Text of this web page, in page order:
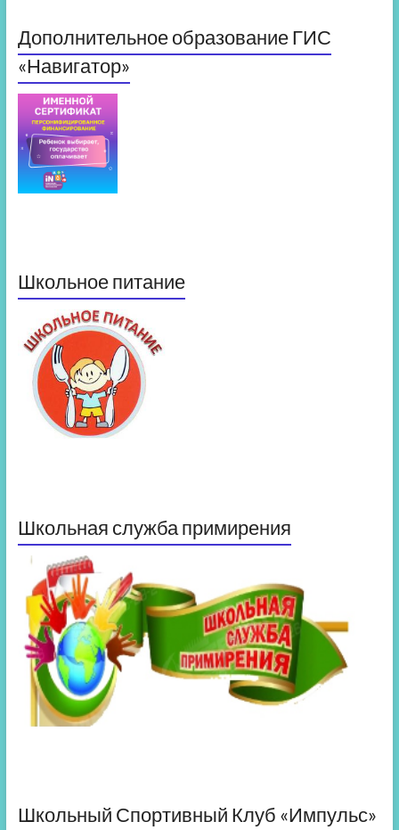
Дополнительное образование ГИС
«Навигатор»
Школьное питание
Школьная служба примирения
Школьный Спортивный Клуб «Импульс»